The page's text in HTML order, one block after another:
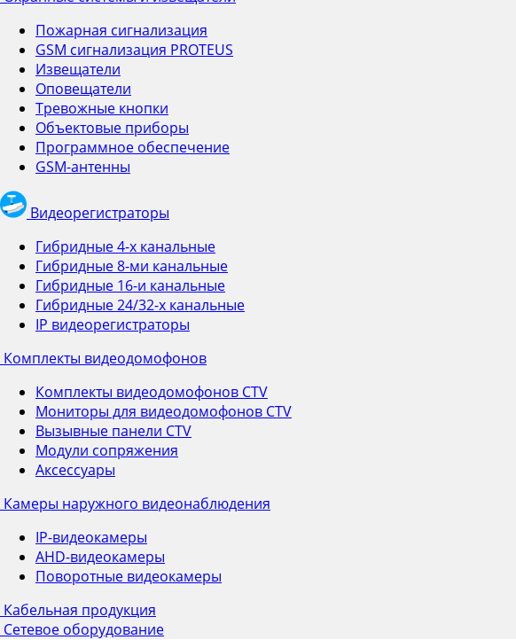
Пожарная сигнализация
GSM сигнализация PROTEUS
Извещатели
Оповещатели
Тревожные кнопки
Объектовые приборы
Программное обеспечение
GSM-антенны
Видеорегистраторы
Гибридные 4-х канальные
Гибридные 8-ми канальные
Гибридные 16-и канальные
Гибридные 24/32-х канальные
IP видеорегистраторы
Комплекты видеодомофонов
Комплекты видеодомофонов CTV
Мониторы для видеодомофонов CTV
Вызывные панели CTV
Модули сопряжения
Аксессуары
Камеры наружного видеонаблюдения
IP-видеокамеры
AHD-видеокамеры
Поворотные видеокамеры
Кабельная продукция
Сетевое оборудование